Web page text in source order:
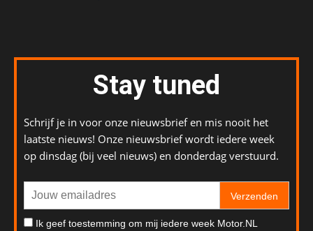
Stay tuned
Schrijf je in voor onze nieuwsbrief en mis nooit het
laatste nieuws! Onze nieuwsbrief wordt iedere week
op dinsdag (bij veel nieuws) en donderdag verstuurd.
Verzenden
Ik geef toestemming om mij iedere week Motor.NL